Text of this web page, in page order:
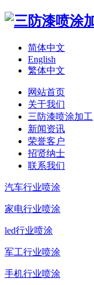
简体中文
English
繁体中文
网站首页
关于我们
三防漆喷涂加工
新闻资讯
荣誉客户
招贤纳士
联系我们
汽车行业喷涂
家电行业喷涂
led行业喷涂
军工行业喷涂
手机行业喷涂